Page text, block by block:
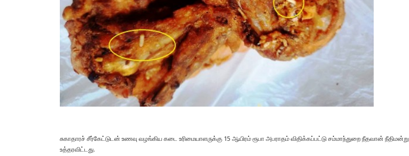
சுகாதாரச் சீர்கேட்டுடன் உணவு வழங்கிய கடை உரிமையாளருக்கு 15 ஆயிரம் ரூபா அபராதம் விதிக்கப்பட்டு சம்மாந்துறை நீதவான் நீதிமன்று
உத்தரவிட்டது.